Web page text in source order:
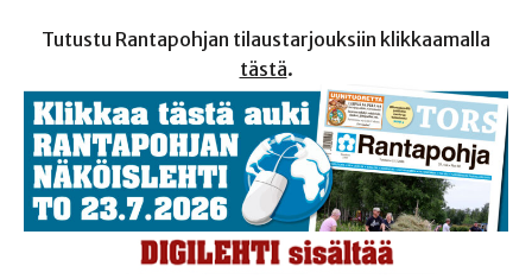
Tutustu Rantapohjan tilaustarjouksiin klikkaamalla
tästä.